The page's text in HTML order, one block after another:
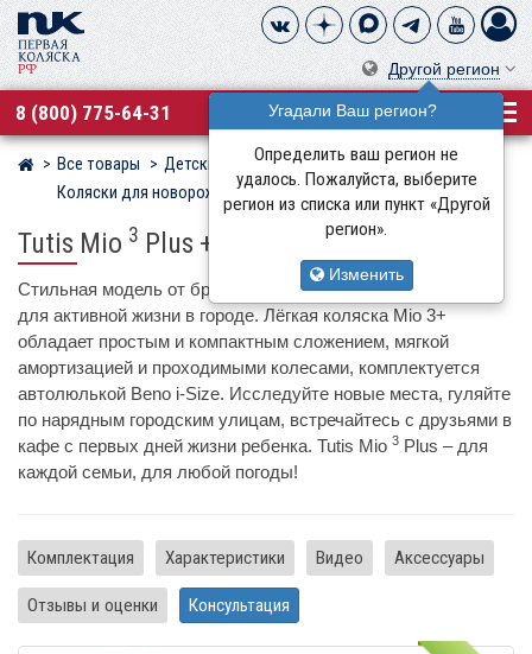
Другой регион
Угадали Ваш регион?
Определить ваш регион не
удалось. Пожалуйста, выберите
регион из списка или пункт «Другой
регион».
Изменить
8 (800) 775-64-31
Магазин детских колясок
Все товары
Детские коляски
Коляски для новорожденных
Tutis Mio 3 Plus + Beno
Стильная модель от бренда Tutis разработана специально
для активной жизни в городе. Лёгкая коляска Mio 3+
обладает простым и компактным сложением, мягкой
амортизацией и проходимыми колесами, комплектуется
автолюлькой Beno i-Size. Исследуйте новые места, гуляйте
по нарядным городским улицам, встречайтесь с друзьями в
кафе с первых дней жизни ребенка. Tutis Mio 3 Plus – для
каждой семьи, для любой погоды!
Комплектация Характеристики Видео Аксессуары
Отзывы и оценки Консультация